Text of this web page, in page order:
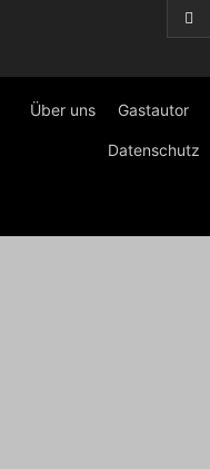
Über uns Gastautor
Datenschutz